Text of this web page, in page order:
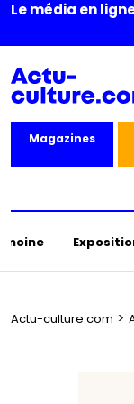
Le média en
Magazines
Actu-culture.com >